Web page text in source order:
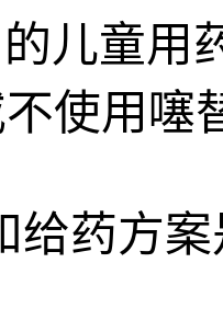
儿童用
使用噻
给药方